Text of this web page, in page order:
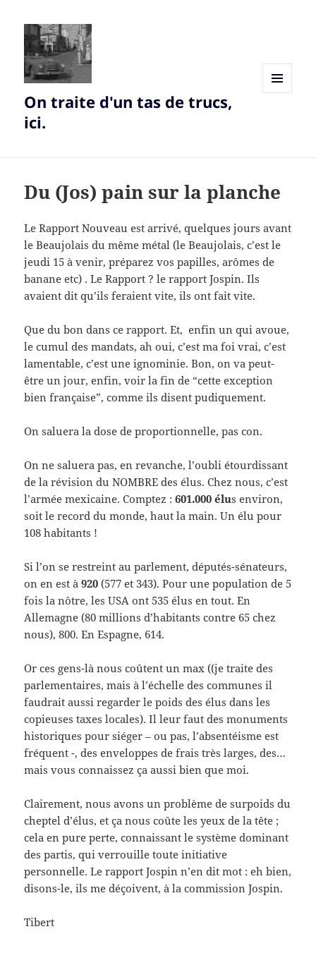
On traite d'un tas de trucs,
ici.
Du (Jos) pain sur la planche
Le Rapport Nouveau est arrivé, quelques jours avant
le Beaujolais du même métal (le Beaujolais, c’est le
jeudi 15 à venir, préparez vos papilles, arômes de
banane etc) . Le Rapport ? le rapport Jospin. Ils
avaient dit qu’ils feraient vite, ils ont fait vite.
Que du bon dans ce rapport. Et, enfin un qui avoue,
le cumul des mandats, ah oui, c’est ma foi vrai, c’est
lamentable, c’est une ignominie. Bon, on va peut-
être un jour, enfin, voir la fin de “cette exception
bien française”, comme ils disent pudiquement.
On saluera la dose de proportionnelle, pas con.
On ne saluera pas, en revanche, l’oubli étourdissant
de la révision du NOMBRE des élus. Chez nous, c’est
l’armée mexicaine. Comptez :601.000 élus environ,
soit le record du monde, haut la main. Un élu pour
108 habitants !
Si l’on se restreint au parlement, députés-sénateurs,
on en est à920 (577 et 343). Pour une population de 5
fois la nôtre, les USA ont 535 élus en tout. En
Allemagne (80 millions d’habitants contre 65 chez
nous), 800. En Espagne, 614.
Or ces gens-là nous coûtent un max ((je traite des
parlementaires, mais à l’échelle des communes il
faudrait aussi regarder le poids des élus dans les
copieuses taxes locales). Il leur faut des monuments
historiques pour siéger – ou pas, l’absentéisme est
fréquent -, des enveloppes de frais très larges, des…
mais vous connaissez ça aussi bien que moi.
Clairement, nous avons un problème de surpoids du
cheptel d’élus, et ça nous coûte les yeux de la tête ;
cela en pure perte, connaissant le système dominant
des partis, qui verrouille toute initiative
personnelle. Le rapport Jospin n’en dit mot : eh bien,
disons-le, ils me déçoivent, à la commission Jospin.
Tibert